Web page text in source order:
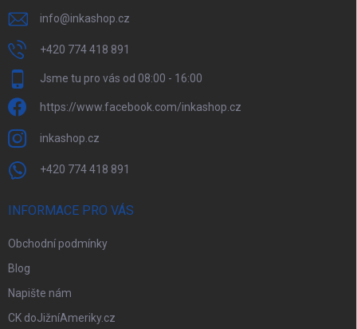
info@inkashop.cz
+420 774 418 891
Jsme tu pro vás od 08:00 - 16:00
https://www.facebook.com/inkashop.cz
inkashop.cz
+420 774 418 891
INFORMACE PRO VÁS
Obchodní podmínky
Blog
Napište nám
CK doJižníAmeriky.cz